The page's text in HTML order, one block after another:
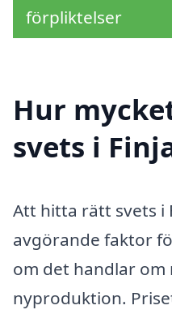
förpliktelser
Hur
svets i
Att hitta rätt svets i
avgörande faktor
om det handlar
nyproduktion.